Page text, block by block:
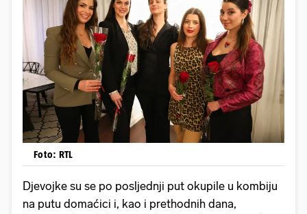
Foto: RTL
Djevojke su se po posljednji put okupile u kombiju
na putu domaćici i, kao i prethodnih dana,